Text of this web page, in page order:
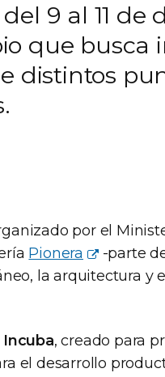
9 al 11 de
que busca
distintos
por el
Pionera
-parte
la arquitectura y
, creado para
el desarrollo